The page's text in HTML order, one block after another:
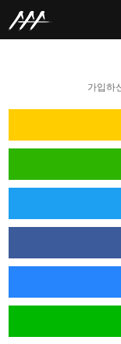
가입하